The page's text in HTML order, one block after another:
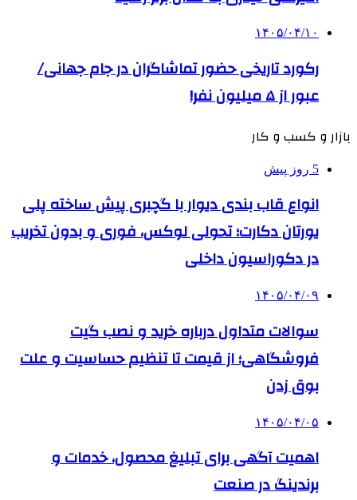
۱۴۰۵/۰۴/۱۰
رکورد تاریخی حضور تماشاگران در جام جهانی/
عبور از ۵ میلیون نفر!
بازار و کسب و کار
5 روز پیش
انواع قاب بندی دیوار با گچبری پیش ساخته پلی
یورتان دکارت؛ تحولی لوکس، فوری و بدون تخریب
در دکوراسیون داخلی
۱۴۰۵/۰۴/۰۹
سوالات متداول درباره خرید و نصب گیت
فروشگاهی؛ از قیمت تا تنظیم حساسیت و علت
بوق زدن
۱۴۰۵/۰۴/۰۵
اهمیت آگهی برای تبلیغ محصول، خدمات و
برندینگ در صنعت